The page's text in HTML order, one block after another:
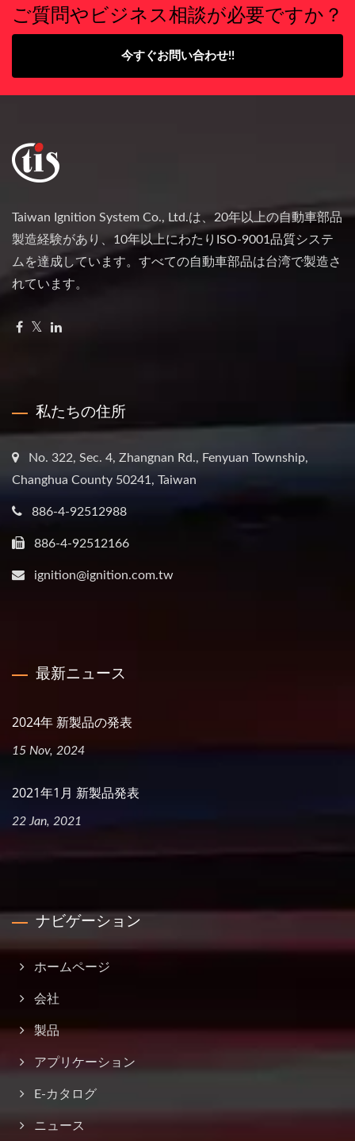
ご質問やビジネス相談が必要ですか？
今すぐお問い合わせ!!
Taiwan Ignition System Co., Ltd.は、20年以上の自動車部品
製造経験があり、10年以上にわたりISO-9001品質システ
ムを達成しています。すべての自動車部品は台湾で製造さ
れています。
私たちの住所
No. 322, Sec. 4, Zhangnan Rd., Fenyuan Township,
Changhua County 50241, Taiwan
886-4-92512988
886-4-92512166
ignition@ignition.com.tw
最新ニュース
2024年 新製品の発表
15 Nov, 2024
2021年1月 新製品発表
22 Jan, 2021
ナビゲーション
ホームページ
会社
製品
アプリケーション
E-カタログ
ニュース